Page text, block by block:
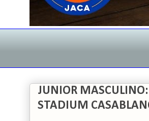
JUNIOR MASCULINO:
STADIUM